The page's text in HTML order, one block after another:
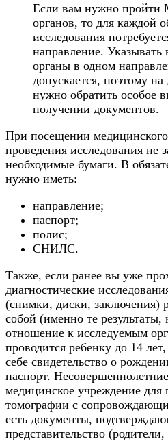
Если вам нужно пройти
органов, то для каждой
исследования
направление. Указывать
органы в одном
допускается, поэтому
нужно обратить особое
получении документов.
При посещении
проведения исследования не
необходимые бумаги. В
нужно иметь:
направление;
паспорт;
полис;
СНИЛС.
Также, если ранее вы уже
диагностические
(снимки, диски, заключения)
собой (именно те
отношение к исследуемым
проводится ребенку до 14
себе свидетельство о
паспорт.
медицинское учреждение для
томографии с
есть документы,
представительство